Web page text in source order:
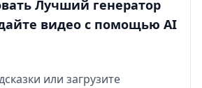
Лучший генератор
видео с помощью AI
или загрузите